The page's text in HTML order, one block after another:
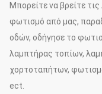
Μπορείτε να βρείτε
φωτισμό από μας,
οδών, οδήγησε το
λαμπτήρας τοπίων,
χορτοταπήτων,
ect.